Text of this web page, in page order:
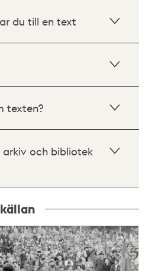
du till en text
texten?
arkiv och bibliotek